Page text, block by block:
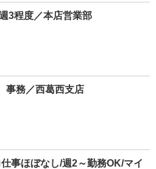
3程度／本店営業部
事務／西葛西支店
事ほぼなし/週2～勤務OK/マイ